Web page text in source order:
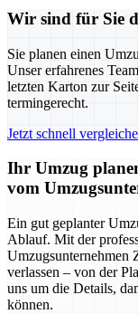
Wir sind für Sie
Sie planen einen
Unser erfahrenes
letzten Karton zur
termingerecht.
Jetzt schnell
Ihr Umzug
vom
Ein gut geplanter
Ablauf. Mit der
Umzugsunternehmen
verlassen – von der
uns um die Details,
können.